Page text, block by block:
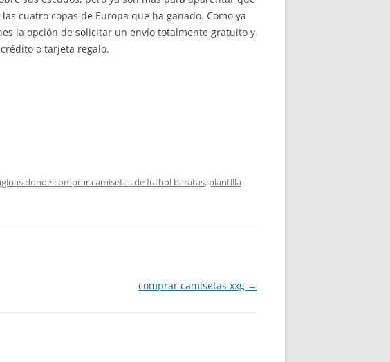
cuatro copas de Europa que ha ganado. Como ya
la opción de solicitar un envío totalmente gratuito y
o tarjeta regalo.
donde comprar camisetas de futbol baratas, plantilla
comprar camisetas xxg →